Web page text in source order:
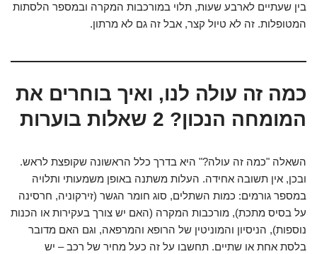
בין שעתיים לארבע שעות, תלוי במורכבות המקרה ובמספר הלסתות
המטופלות. זה לא טיול קצר, אבל זה גם לא מרתון.
כמה זה עולה לנו, ואיך בוחרים את
המומחה הנכון? 2 שאלות בוערות
השאלה "כמה זה עולה?" היא בדרך כלל הראשונה שקופצת לראש.
ובכן, אין תשובה אחידה. העלות משתנה באופן משמעותי ותלויה
במספר גורמים: כמות השתלים, סוג חומר הגשר (זירקוניה, חרסינה
על בסיס מתכת), מורכבות המקרה (האם יש צורך בעקירות או הכנות
נוספות), הניסיון והמוניטין של הרופא והמרפאה, וגם האם מדובר
בלסת אחת או שתיים. תחשבו על זה כעל מחיר של רכב – יש